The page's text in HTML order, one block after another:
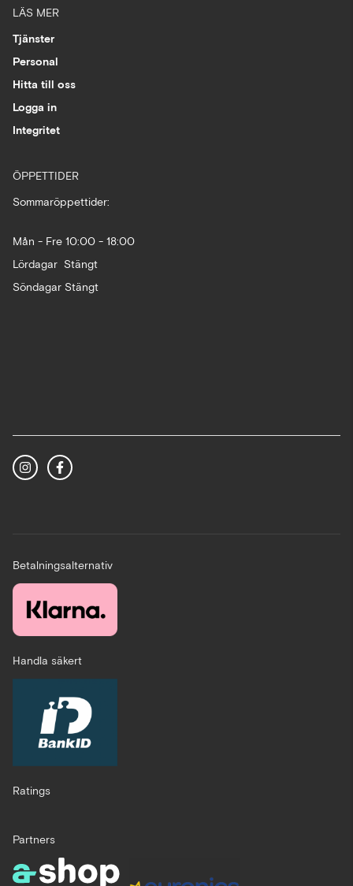
LÄS MER
Tjänster
Personal
Hitta till oss
Logga in
Integritet
ÖPPETTIDER
Sommaröppettider:
Mån - Fre 10:00 - 18:00
Lördagar Stängt
Söndagar Stängt
Betalningsalternativ
Handla säkert
Ratings
Partners